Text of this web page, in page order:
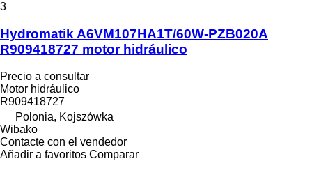
3
Hydromatik A6VM107HA1T/60W-PZB020A
R909418727 motor hidráulico
Precio a consultar
Motor hidráulico
R909418727
Polonia, Kojszówka
Wibako
Contacte con el vendedor
Añadir a favoritos Comparar